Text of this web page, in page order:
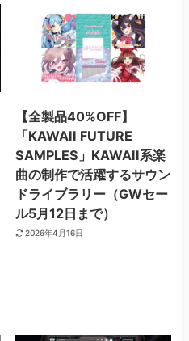
【全製品40%OFF】
「KAWAII FUTURE
SAMPLES」KAWAII系楽
曲の制作で活躍するサウン
ドライブラリー（GWセー
ル5月12日まで）
2026年4月16日